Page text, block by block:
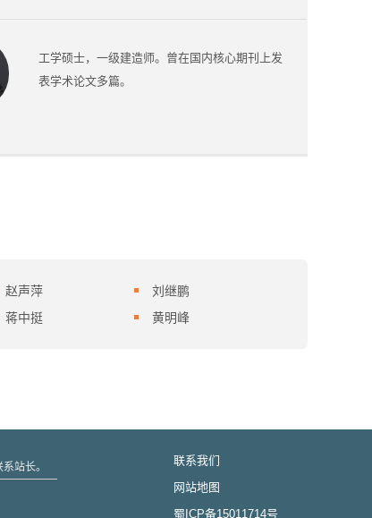
工学硕士，一级建造师。曾在国内核心期刊上发
表学术论文多篇。
赵声萍
刘继鹏
蒋中挺 黄明峰
站长。
联系我们
网站地图
蜀ICP备15011714号